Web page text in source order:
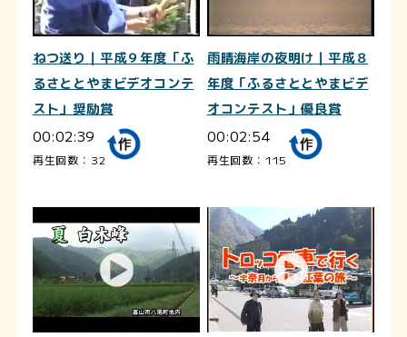
ねつ送り｜平成９年度「ふ
るさととやまビデオコンテ
スト」奨励賞
00:02:39
再生回数：32
雨晴海岸の夜明け｜平成８
年度「ふるさととやまビデ
オコンテスト」優良賞
00:02:54
再生回数：115